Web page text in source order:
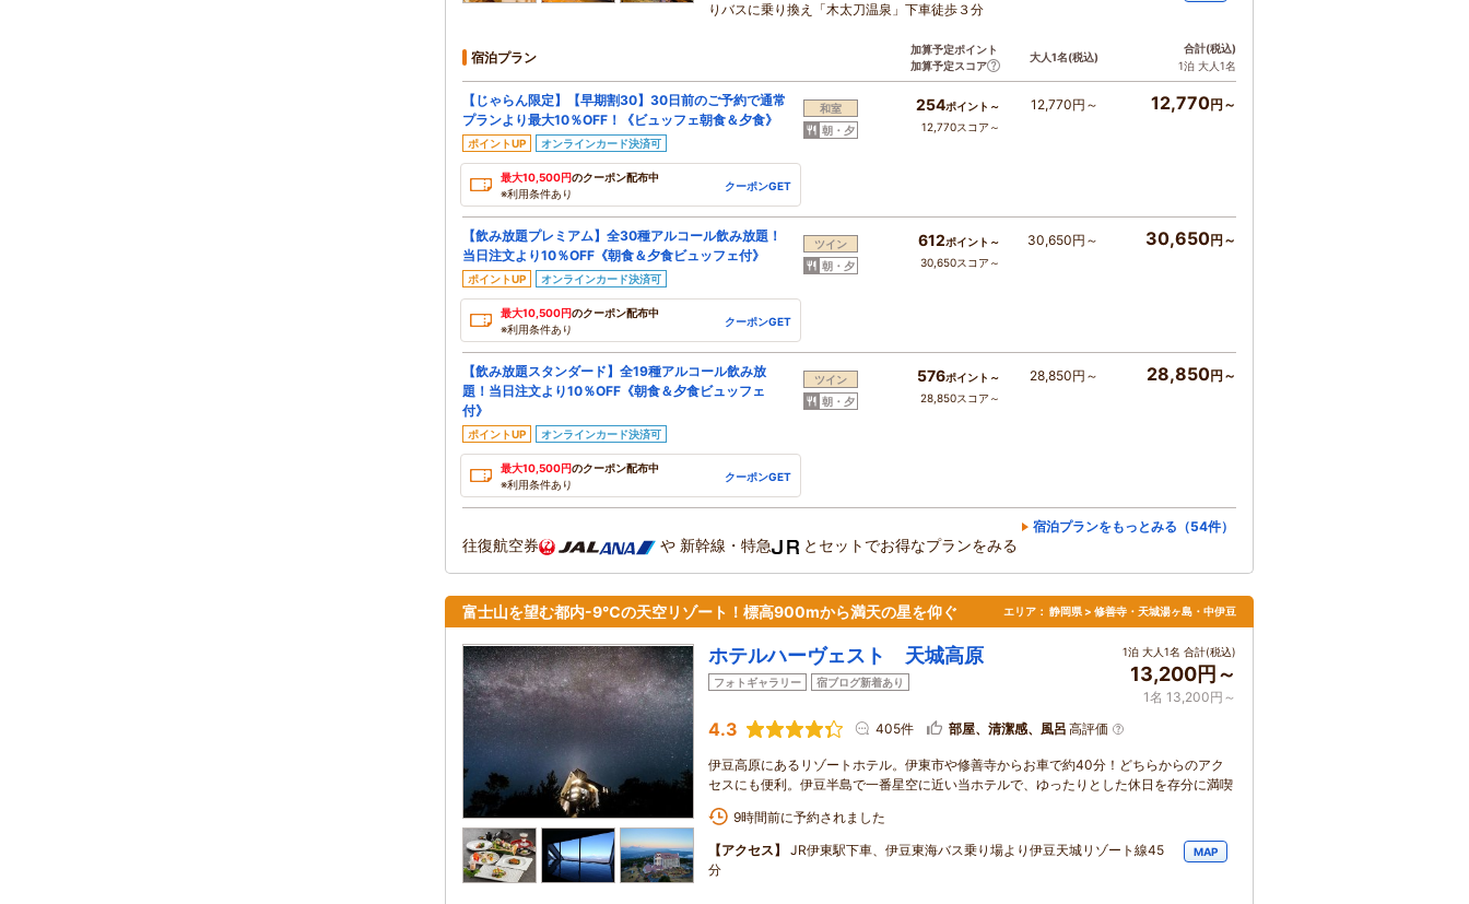
りバスに乗り換え「木太刀温泉」下車徒歩３分
宿泊プラン
加算予定ポイント
加算予定スコア
大人1名(税込)
合計(税込)
1泊 大人1名
【じゃらん限定】【早期割30】30日前のご予約で通常
プランより最大10％OFF！《ビュッフェ朝食＆夕食》
ポイントUP オンラインカード決済可
最大10,500円のクーポン配布中
※利用条件あり
クーポンGET
和室
朝・夕
254ポイント～
12,770スコア～
12,770円～ 12,770円～
【飲み放題プレミアム】全30種アルコール飲み放題！
当日注文より10％OFF《朝食＆夕食ビュッフェ付》
ポイントUP オンラインカード決済可
最大10,500円のクーポン配布中
※利用条件あり
クーポンGET
ツイン
朝・夕
612ポイント～
30,650スコア～
30,650円～ 30,650円～
【飲み放題スタンダード】全19種アルコール飲み放
題！当日注文より10％OFF《朝食＆夕食ビュッフェ
付》
ポイントUP オンラインカード決済可
最大10,500円のクーポン配布中
※利用条件あり
クーポンGET
ツイン
朝・夕
576ポイント～
28,850スコア～
28,850円～ 28,850円～
宿泊プランをもっとみる（54件）
往復航空券 や 新幹線・特急 とセットでお得なプランをみる
富士山を望む都内-9℃の天空リゾート！標高900mから満天の星を仰ぐ エリア： 静岡県 > 修善寺・天城湯ヶ島・中伊豆
ホテルハーヴェスト 天城高原
フォトギャラリー 宿ブログ新着あり
1泊 大人1名 合計(税込)
13,200円～
1名 13,200円～
4.3 405件 部屋、清潔感、風呂 高評価
伊豆高原にあるリゾートホテル。伊東市や修善寺からお車で約40分！どちらからのアク
セスにも便利。伊豆半島で一番星空に近い当ホテルで、ゆったりとした休日を存分に満喫
9時間前に予約されました
【アクセス】
JR伊東駅下車、伊豆東海バス乗り場より伊豆天城リゾート線45
分
MAP